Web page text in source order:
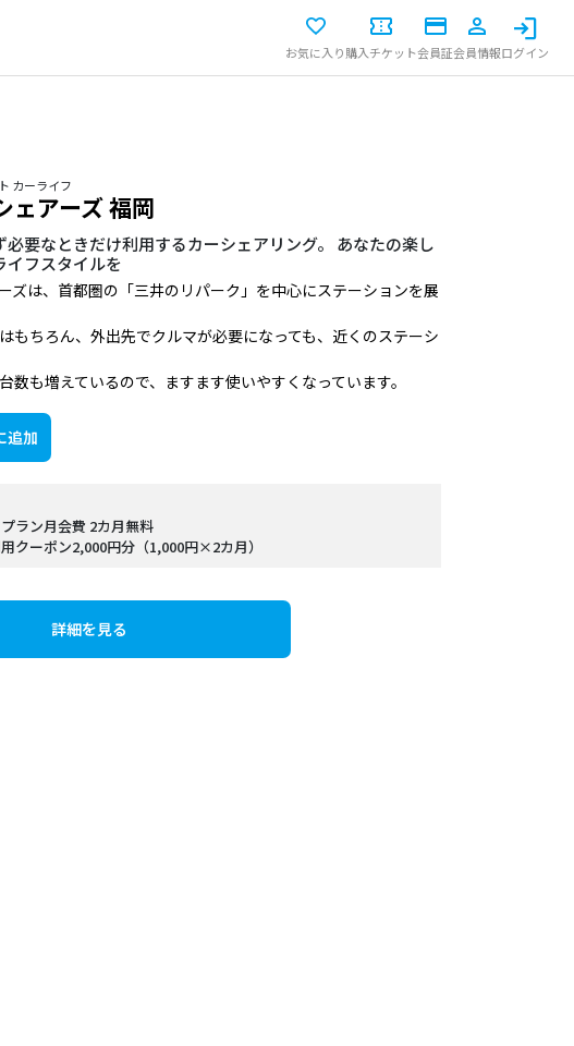
お気に入り購入チケット会員証会員情報ログイン
カーライフ
ェアーズ 福岡
必要なときだけ利用するカーシェアリング。 あなたの楽し
イフスタイルを
ズは、首都圏の「三井のリパーク」を中心にステーションを展
もちろん、外出先でクルマが必要になっても、近くのステーシ
数も増えているので、ますます使いやすくなっています。
追加
ラン月会費 2カ月無料
クーポン2,000円分（1,000円×2カ月）
詳細を見る